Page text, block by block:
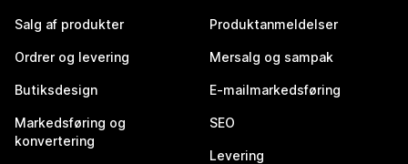
Salg af produkter
Ordrer og levering
Butiksdesign
Markedsføring og
konvertering
Produktanmeldelser
Mersalg og sampak
E-mailmarkedsføring
SEO
Levering